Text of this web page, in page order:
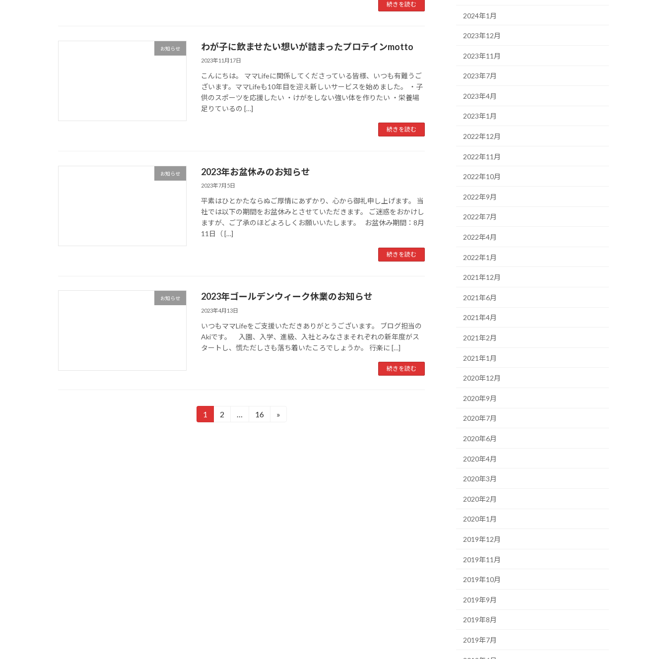
続きを読む
お知らせ わが子に飲ませたい想いが詰まったプロテインmotto
2023年11月17日
こんにちは。 ママLifeに関係してくださっている皆様、いつも有難うご
ざいます。ママLifeも10年目を迎え新しいサービスを始めました。 ・子
供のスポーツを応援したい ・けがをしない強い体を作りたい ・栄養場
足りているの […]
続きを読む
お知らせ 2023年お盆休みのお知らせ
2023年7月5日
平素はひとかたならぬご厚情にあずかり、心から御礼申し上げます。 当
社では以下の期間をお盆休みとさせていただきます。 ご迷惑をおかけし
ますが、ご了承のほどよろしくお願いいたします。 お盆休み期間：8月
11日（ […]
続きを読む
お知らせ 2023年ゴールデンウィーク休業のお知らせ
2023年4月13日
いつもママLifeをご支援いただきありがとうございます。 ブログ担当の
Akiです。 入園、入学、進級、入社とみなさまそれぞれの新年度がス
タートし、慌ただしさも落ち着いたころでしょうか。 行楽に […]
続きを読む
固
1
固
2 …
固
16 »
2024年1月
2023年12月
2023年11月
2023年7月
2023年4月
2023年1月
2022年12月
2022年11月
2022年10月
2022年9月
2022年7月
2022年4月
2022年1月
2021年12月
2021年6月
2021年4月
2021年2月
2021年1月
2020年12月
2020年9月
2020年7月
2020年6月
2020年4月
2020年3月
2020年2月
2020年1月
2019年12月
2019年11月
2019年10月
2019年9月
2019年8月
2019年7月